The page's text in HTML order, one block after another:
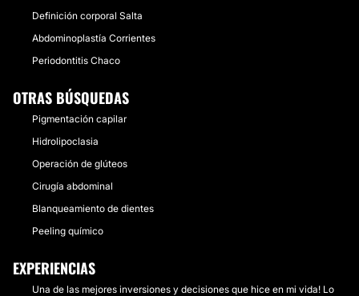
Definición corporal Salta
Abdominoplastía Corrientes
Periodontitis Chaco
OTRAS BÚSQUEDAS
Pigmentación capilar
Hidrolipoclasia
Operación de glúteos
Cirugía abdominal
Blanqueamiento de dientes
Peeling químico
EXPERIENCIAS
Una de las mejores inversiones y decisiones que hice en mi vida! Lo